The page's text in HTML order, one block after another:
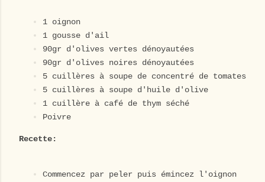
1 oignon
1 gousse d'ail
90gr d'olives vertes dénoyautées
90gr d'olives noires dénoyautées
5 cuillères à soupe de concentré de tomates
5 cuillères à soupe d'huile d'olive
1 cuillère à café de thym séché
Poivre
Recette:
Commencez par peler puis émincez l'oignon